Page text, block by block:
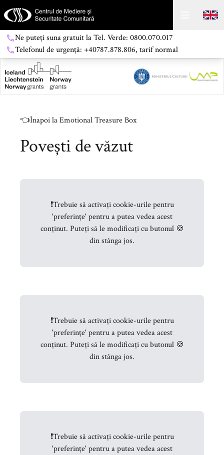
Ne puteți suna gratuit la Tel. Verde: 0800.070.017
Telefonul de urgență: +40787.878.806, tarif normal
👈Înapoi la Emotional Treasure Box
Povești de văzut
❗Trebuie să activați cookie-urile pentru
'preferințe' pentru a putea vedea acest
conținut. Puteți să le modificați cu butonul 🍪
din stânga jos.
❗Trebuie să activați cookie-urile pentru
'preferințe' pentru a putea vedea acest
conținut. Puteți să le modificați cu butonul 🍪
din stânga jos.
❗Trebuie să activați cookie-urile pentru
'preferințe' pentru a putea vedea acest